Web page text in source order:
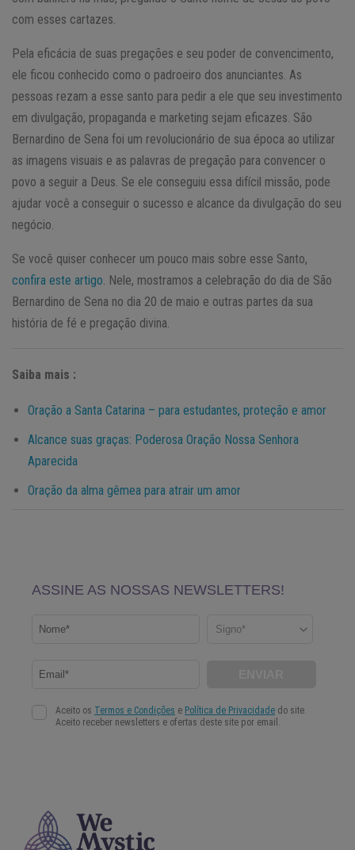
com esses cartazes.
Pela eficácia de suas pregações e seu poder de convencimento,
ele ficou conhecido como o padroeiro dos anunciantes. As
pessoas rezam a esse santo para pedir a ele que seu investimento
em divulgação, propaganda e marketing sejam eficazes. São
Bernardino de Sena foi um revolucionário de sua época ao utilizar
as imagens visuais e as palavras de pregação para convencer o
povo a seguir a Deus. Se ele conseguiu essa difícil missão, pode
ajudar você a conseguir o sucesso e alcance da divulgação do seu
negócio.
Se você quiser conhecer um pouco mais sobre esse Santo,
confira este artigo . Nele, mostramos a celebração do dia de São
Bernardino de Sena no dia 20 de maio e outras partes da sua
história de fé e pregação divina.
Saiba mais :
Oração a Santa Catarina – para estudantes, proteção e amor
Alcance suas graças: Poderosa Oração Nossa Senhora
Aparecida
Oração da alma gêmea para atrair um amor